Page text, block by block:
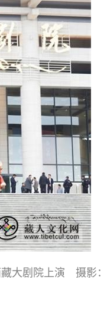
大剧院上演 摄影：